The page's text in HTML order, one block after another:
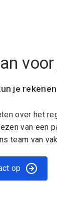
je
over het
van een
team van
op